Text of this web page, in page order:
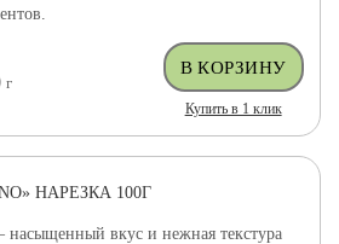
г
Купить в 1 клик
НАРЕЗКА 100Г
вкус и нежная текстура